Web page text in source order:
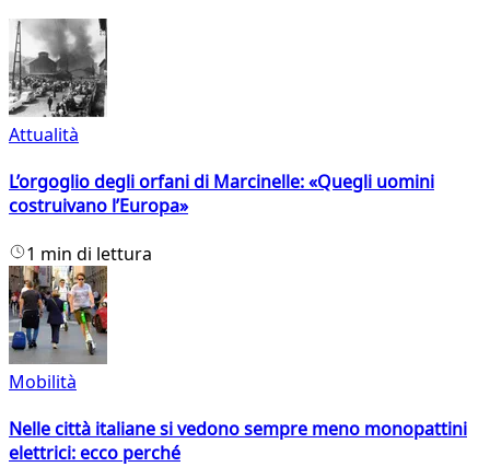
Attualità
L’orgoglio degli orfani di Marcinelle: «Quegli uomini
costruivano l’Europa»
1 min di lettura
Mobilità
Nelle città italiane si vedono sempre meno monopattini
elettrici: ecco perché